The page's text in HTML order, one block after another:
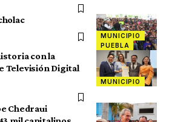
MUNICIPIO
PUEBLA
MUNICIPIO
con la
Televisión Digital
Chedraui